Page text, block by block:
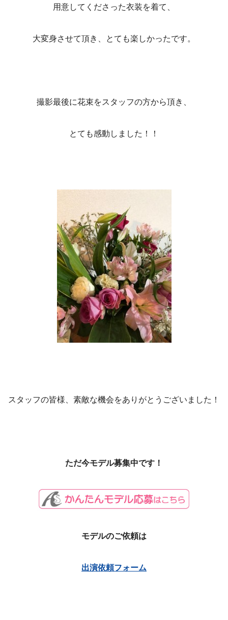
用意してくださった衣装を着て、
大変身させて頂き、とても楽しかったです。
撮影最後に花束をスタッフの方から頂き、
とても感動しました！！
スタッフの皆様、素敵な機会をありがとうございました！
ただ今モデル募集中です！
モデルのご依頼は
出演依頼フォーム